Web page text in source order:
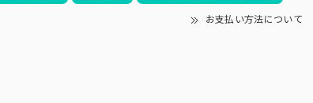
お支払い方法について